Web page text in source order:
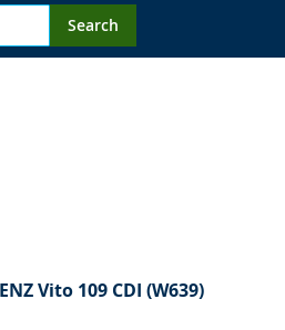
Search
Vito 109 CDI (W639)